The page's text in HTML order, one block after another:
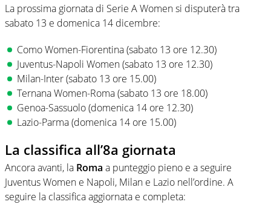
La prossima giornata di Serie A Women si disputerà tra
sabato 13 e domenica 14 dicembre:
Como Women-Fiorentina (sabato 13 ore 12.30)
Juventus-Napoli Women (sabato 13 ore 12.30)
Milan-Inter (sabato 13 ore 15.00)
Ternana Women-Roma (sabato 13 ore 18.00)
Genoa-Sassuolo (domenica 14 ore 12.30)
Lazio-Parma (domenica 14 ore 15.00)
La classifica all’8a giornata
Ancora avanti, la Roma a punteggio pieno e a seguire
Juventus Women e Napoli, Milan e Lazio nell’ordine. A
seguire la classifica aggiornata e completa: